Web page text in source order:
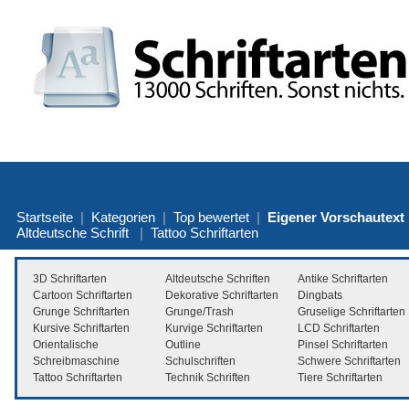
Startseite | Kategorien | Top bewertet | Eigener Vorschautext
Altdeutsche Schrift | Tattoo Schriftarten
3D Schriftarten Altdeutsche Schriften
Antike Schriftarten
Cartoon Schriftarten
Dekorative Schriftarten
Dingbats
Grunge Schriftarten
Grunge/Trash
Gruselige Schriftarten
Kursive Schriftarten
Kurvige Schriftarten
LCD Schriftarten
Orientalische
Outline
Pinsel Schriftarten
Schreibmaschine
Schulschriften
Schwere Schriftarten
Tattoo Schriftarten
Technik Schriften Tiere Schriftarten